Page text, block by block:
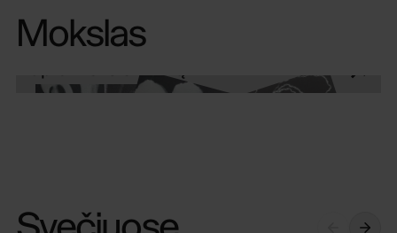
Mokslas
Sužinok daugiau
apie mokslo veiklą
Svečiuose